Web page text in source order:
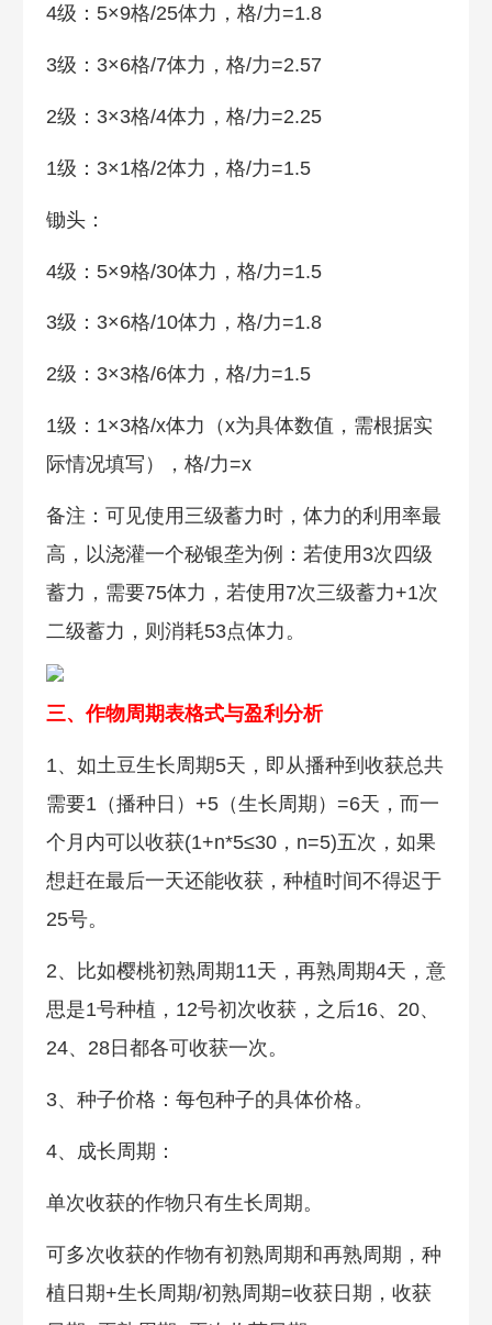
4级：5×9格/25体力，格/力=1.8
3级：3×6格/7体力，格/力=2.57
2级：3×3格/4体力，格/力=2.25
1级：3×1格/2体力，格/力=1.5
锄头：
4级：5×9格/30体力，格/力=1.5
3级：3×6格/10体力，格/力=1.8
2级：3×3格/6体力，格/力=1.5
1级：1×3格/x体力（x为具体数值，需根据实
际情况填写），格/力=x
备注：可见使用三级蓄力时，体力的利用率最
高，以浇灌一个秘银垄为例：若使用3次四级
蓄力，需要75体力，若使用7次三级蓄力+1次
二级蓄力，则消耗53点体力。
三、作物周期表格式与盈利分析
1、如土豆生长周期5天，即从播种到收获总共
需要1（播种日）+5（生长周期）=6天，而一
个月内可以收获(1+n*5≤30，n=5)五次，如果
想赶在最后一天还能收获，种植时间不得迟于
25号。
2、比如樱桃初熟周期11天，再熟周期4天，意
思是1号种植，12号初次收获，之后16、20、
24、28日都各可收获一次。
3、种子价格：每包种子的具体价格。
4、成长周期：
单次收获的作物只有生长周期。
可多次收获的作物有初熟周期和再熟周期，种
植日期+生长周期/初熟周期=收获日期，收获